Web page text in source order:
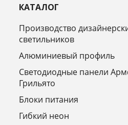
КАТАЛОГ
Производство
светильников
Алюминиевый профиль
Светодиодные панели
Грильято
Блоки питания
Гибкий неон